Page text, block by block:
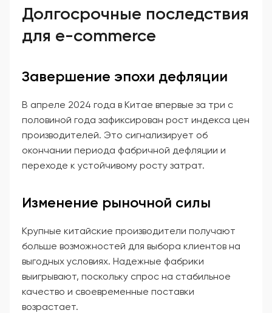
Долгосрочные последствия
для e-commerce
Завершение эпохи дефляции
В апреле 2024 года в Китае впервые за три с
половиной года зафиксирован рост индекса цен
производителей. Это сигнализирует об
окончании периода фабричной дефляции и
переходе к устойчивому росту затрат.
Изменение рыночной силы
Крупные китайские производители получают
больше возможностей для выбора клиентов на
выгодных условиях. Надежные фабрики
выигрывают, поскольку спрос на стабильное
качество и своевременные поставки
возрастает.